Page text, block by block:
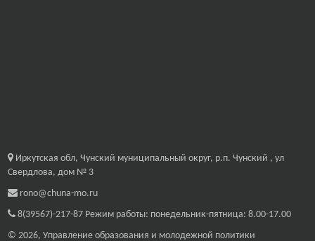
Иркутская обл, Чунский муниципальный округ, р.п. Чунский , ул
Свердлова, дом № 3
rono@chuna-mo.ru
8(39567)-217-87 Режим работы: понедельник-пятница: 8.00-17.00
© 2026, Управление образования и молодежной политики